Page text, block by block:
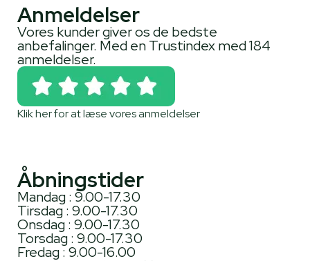
Anmeldelser
Vores kunder giver os de bedste
anbefalinger. Med en Trustindex med 184
anmeldelser.
Klik her for at læse vores anmeldelser
Åbningstider
Mandag : 9.00-17.30
Tirsdag : 9.00-17.30
Onsdag : 9.00-17.30
Torsdag : 9.00-17.30
Fredag : 9.00-16.00